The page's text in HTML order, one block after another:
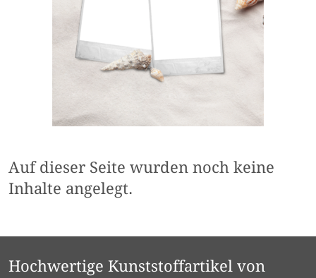
Auf dieser Seite wurden noch keine
Inhalte angelegt.
Hochwertige Kunststoffartikel von